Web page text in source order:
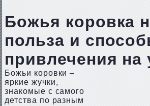
Божья коровка
польза и
привлечения на
Божьи коровки –
яркие жучки,
знакомые с самого
детства по разным